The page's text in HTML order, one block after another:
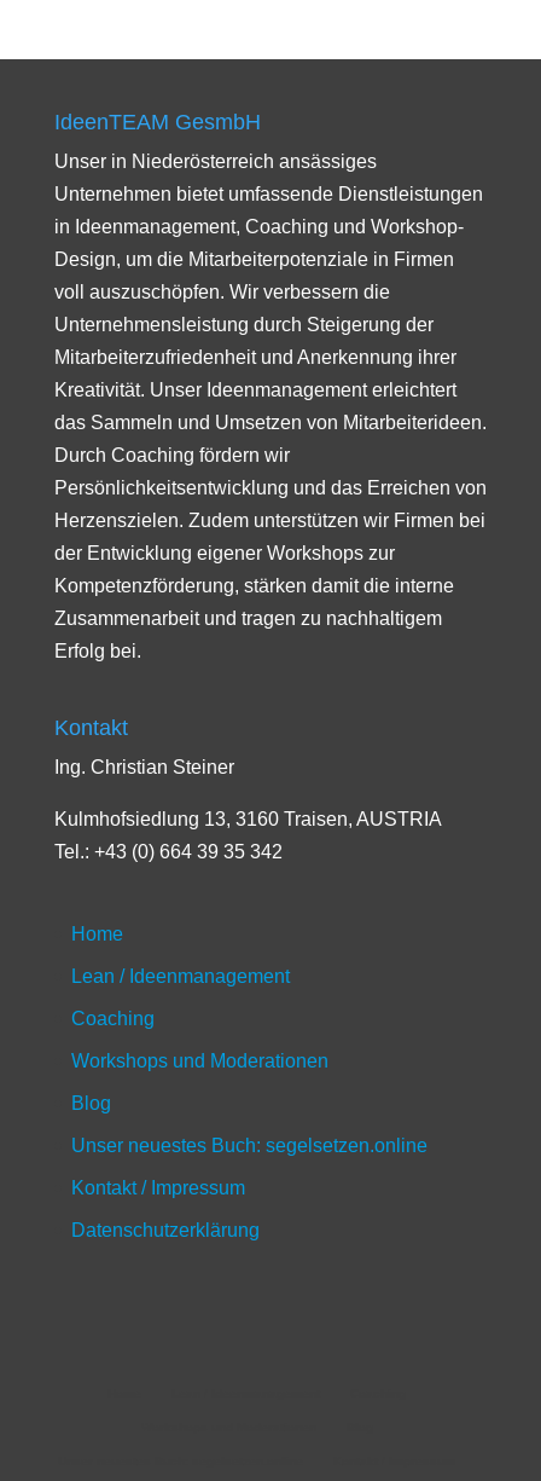
IdeenTEAM GesmbH
Unser in Niederösterreich ansässiges
Unternehmen bietet umfassende Dienstleistungen
in Ideenmanagement, Coaching und Workshop-
Design, um die Mitarbeiterpotenziale in Firmen
voll auszuschöpfen. Wir verbessern die
Unternehmensleistung durch Steigerung der
Mitarbeiterzufriedenheit und Anerkennung ihrer
Kreativität. Unser Ideenmanagement erleichtert
das Sammeln und Umsetzen von Mitarbeiterideen.
Durch Coaching fördern wir
Persönlichkeitsentwicklung und das Erreichen von
Herzenszielen. Zudem unterstützen wir Firmen bei
der Entwicklung eigener Workshops zur
Kompetenzförderung, stärken damit die interne
Zusammenarbeit und tragen zu nachhaltigem
Erfolg bei.
Kontakt
Ing. Christian Steiner
Kulmhofsiedlung 13, 3160 Traisen, AUSTRIA
Tel.: +43 (0) 664 39 35 342
Home
Lean / Ideenmanagement
Coaching
Workshops und Moderationen
Blog
Unser neuestes Buch: segelsetzen.online
Kontakt / Impressum
Datenschutzerklärung